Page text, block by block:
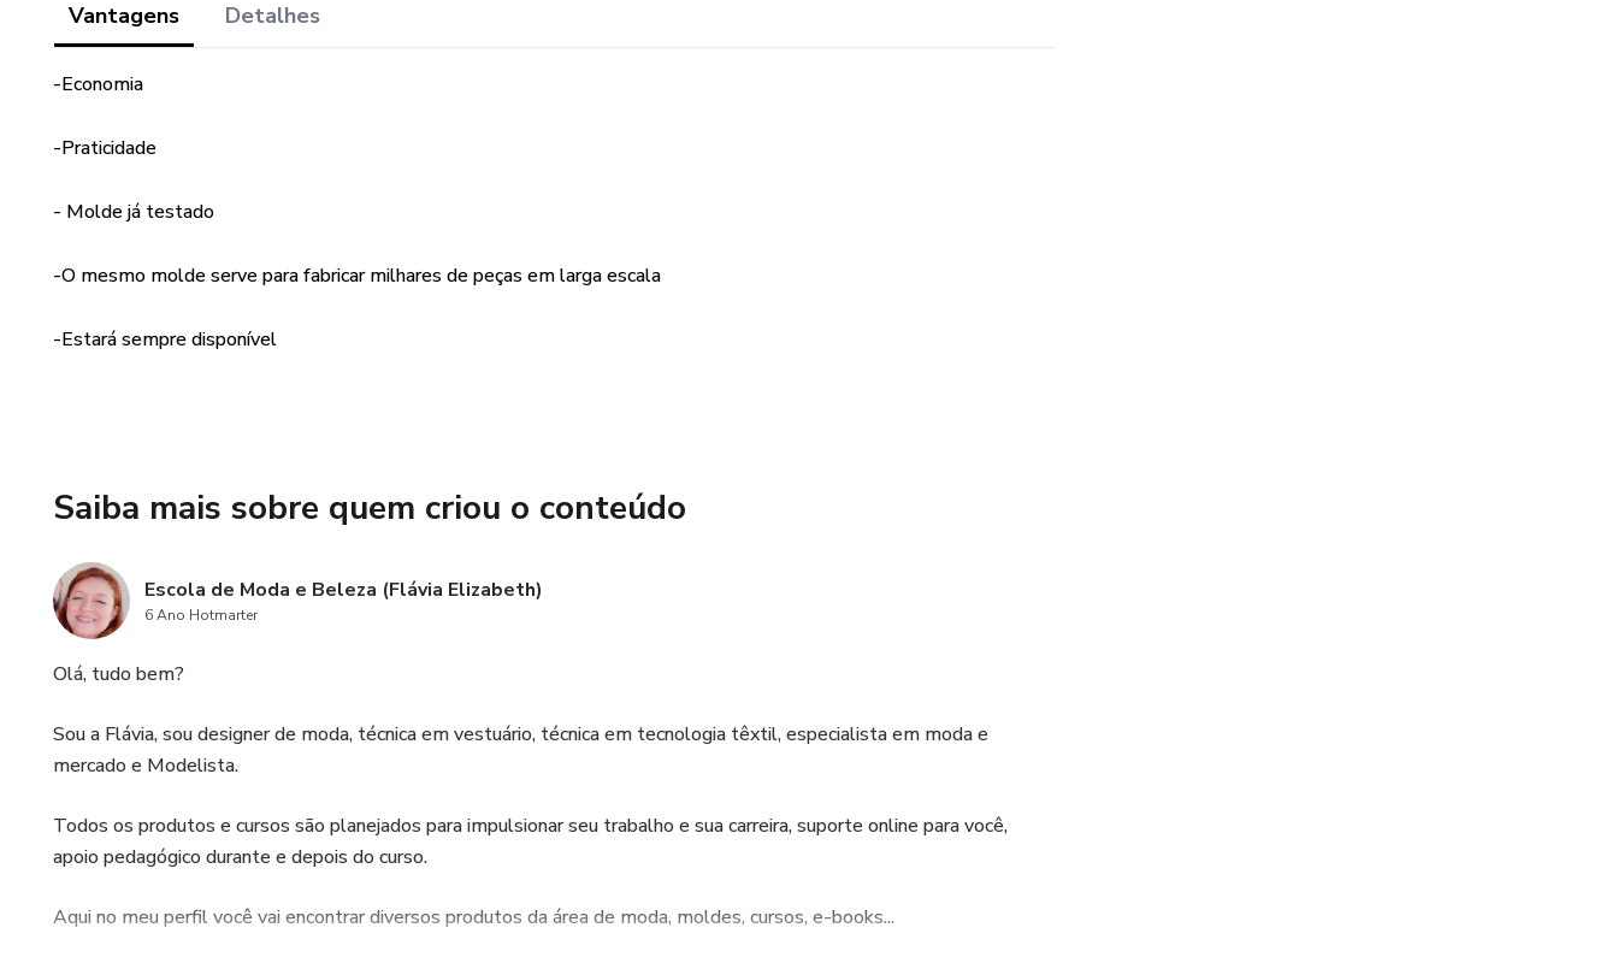
Vantagens Detalhes
-Economia
-Praticidade
- Molde já testado
-O mesmo molde serve para fabricar milhares de peças em larga escala
-Estará sempre disponível
Saiba mais sobre quem criou o conteúdo
Escola de Moda e Beleza (Flávia Elizabeth)
6 Ano Hotmarter
Olá, tudo bem?
Sou a Flávia, sou designer de moda, técnica em vestuário, técnica em tecnologia têxtil, especialista em moda e
mercado e Modelista.
Todos os produtos e cursos são planejados para impulsionar seu trabalho e sua carreira, suporte online para você,
apoio pedagógico durante e depois do curso.
Aqui no meu perfil você vai encontrar diversos produtos da área de moda, moldes, cursos, e-books...